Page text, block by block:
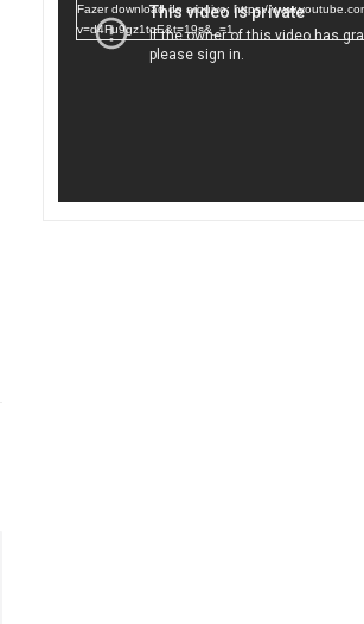
Fazer download do arquivo: https://
v=d4Fu9gz1tqE&t=19s&_=1